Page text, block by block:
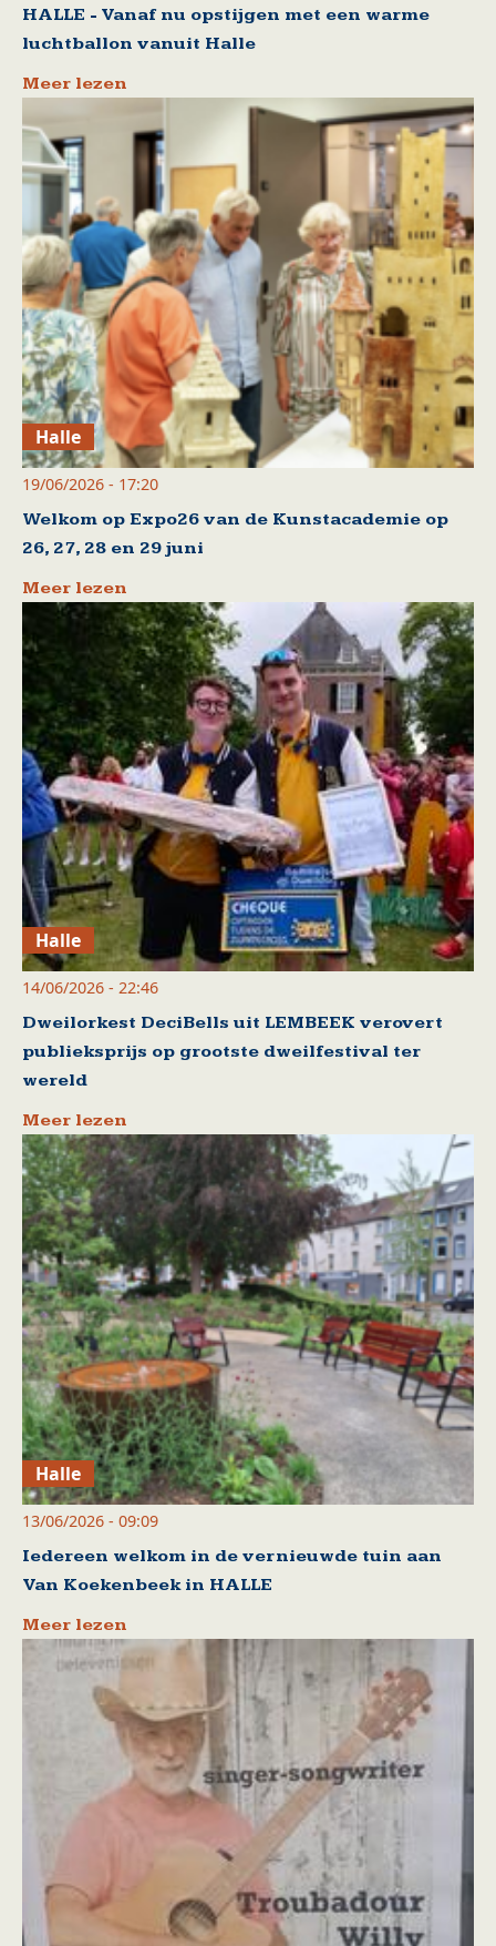
HALLE - Vanaf nu opstijgen met een warme
luchtballon vanuit Halle
Meer lezen
Halle
19/06/2026 - 17:20
Welkom op Expo26 van de Kunstacademie op
26, 27, 28 en 29 juni
Meer lezen
Halle
14/06/2026 - 22:46
Dweilorkest DeciBells uit LEMBEEK verovert
publieksprijs op grootste dweilfestival ter
wereld
Meer lezen
Halle
13/06/2026 - 09:09
Iedereen welkom in de vernieuwde tuin aan
Van Koekenbeek in HALLE
Meer lezen